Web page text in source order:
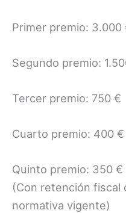
Primer premio: 3.000
Segundo premio:
Tercer premio: 750 €
Cuarto premio: 400 €
Quinto premio: 350 €
(Con retención fiscal
normativa vigente)